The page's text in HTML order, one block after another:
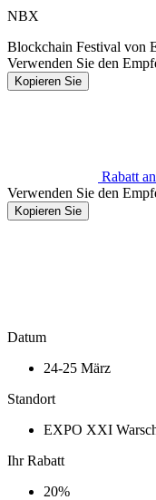
NBX
Blockchain Festival von
Verwenden Sie den
Kopieren Sie
Rabatt
Verwenden Sie den
Kopieren Sie
Datum
24-25 März
Standort
EXPO XXI
Ihr Rabatt
20%